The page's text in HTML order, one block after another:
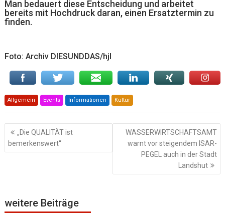
Man bedauert diese Entscheidung und arbeitet
bereits mit Hochdruck daran, einen Ersatztermin zu
finden.
Foto: Archiv DIESUNDDAS/hjl
Allgemein Events Informationen Kultur
Beitragsnavigation
„Die QUALITÄT ist
bemerkenswert“
WASSERWIRTSCHAFTSAMT
warnt vor steigendem ISAR-
PEGEL auch in der Stadt
Landshut
weitere Beiträge